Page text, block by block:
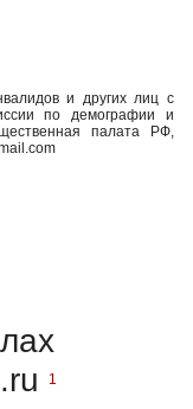
и других лиц с
по демографии и
палата РФ,
1